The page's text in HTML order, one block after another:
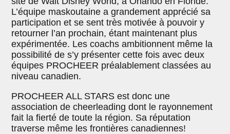
L’équipe maskoutaine a grandement apprécié sa
participation et se sent très motivée à pouvoir y
retourner l’an prochain, étant maintenant plus
expérimentée. Les coachs ambitionnent même la
possibilité de s’y présenter cette fois avec deux
équipes PROCHEER préalablement classées au
niveau canadien.
PROCHEER ALL STARS est donc une
association de cheerleading dont le rayonnement
fait la fierté de toute la région. Sa réputation
traverse même les frontières canadiennes!